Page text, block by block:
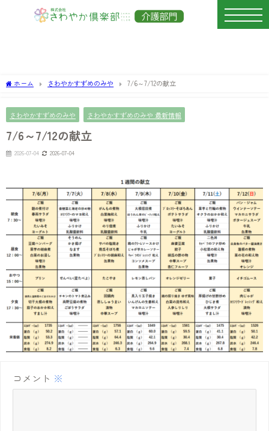
ホーム さわやかすずめのみや 7/6～7/12の献立
さわやかすずめのみや さわやかすずめのみや 最新情報
7/6～7/12の献立
2026-07-04 2026-07-04
コメント ※